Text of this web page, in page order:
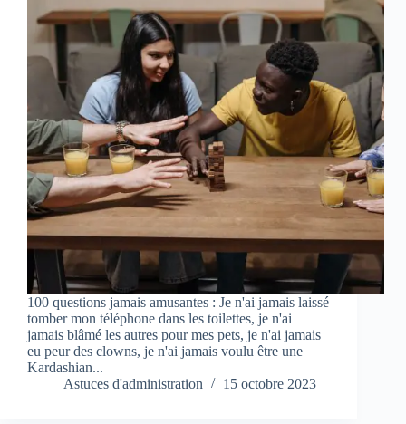
100 questions jamais amusantes : Je n'ai jamais laissé
tomber mon téléphone dans les toilettes, je n'ai
jamais blâmé les autres pour mes pets, je n'ai jamais
eu peur des clowns, je n'ai jamais voulu être une
Kardashian...
Astuces d'administration
15 octobre 2023